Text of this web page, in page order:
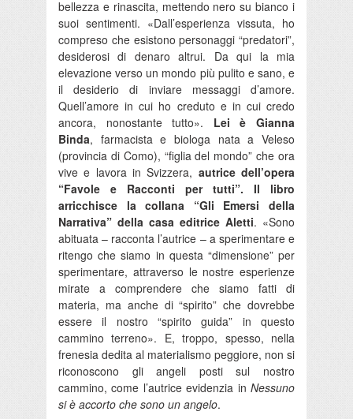
bellezza e rinascita, mettendo nero su bianco i
suoi sentimenti. «Dall’esperienza vissuta, ho
compreso che esistono personaggi “predatori”,
desiderosi di denaro altrui. Da qui la mia
elevazione verso un mondo più pulito e sano, e
il desiderio di inviare messaggi d’amore.
Quell’amore in cui ho creduto e in cui credo
ancora, nonostante tutto». Lei è Gianna
Binda, farmacista e biologa nata a Veleso
(provincia di Como), “figlia del mondo” che ora
vive e lavora in Svizzera, autrice dell’opera
“Favole e Racconti per tutti”. Il libro
arricchisce la collana “Gli Emersi della
Narrativa” della casa editrice Aletti. «Sono
abituata – racconta l’autrice – a sperimentare e
ritengo che siamo in questa “dimensione” per
sperimentare, attraverso le nostre esperienze
mirate a comprendere che siamo fatti di
materia, ma anche di “spirito” che dovrebbe
essere il nostro “spirito guida” in questo
cammino terreno». E, troppo, spesso, nella
frenesia dedita al materialismo peggiore, non si
riconoscono gli angeli posti sul nostro
cammino, come l’autrice evidenzia in Nessuno
si è accorto che sono un angelo.